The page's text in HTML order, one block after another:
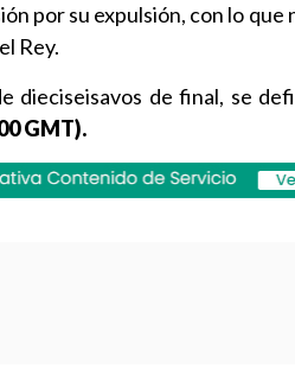
por su expulsión, con lo que
Rey.
dieciseisavos de final, se
GMT).